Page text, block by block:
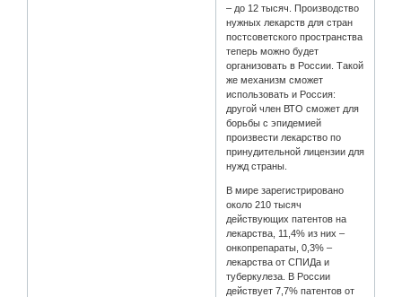
– до 12 тысяч. Производство
нужных лекарств для стран
постсоветского пространства
теперь можно будет
организовать в России. Такой
же механизм сможет
использовать и Россия:
другой член ВТО сможет для
борьбы с эпидемией
произвести лекарство по
принудительной лицензии для
нужд страны.
В мире зарегистрировано
около 210 тысяч
действующих патентов на
лекарства, 11,4% из них –
онкопрепараты, 0,3% –
лекарства от СПИДа и
туберкулеза. В России
действует 7,7% патентов от